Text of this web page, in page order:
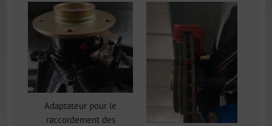
Adaptateur pour le
raccordement des